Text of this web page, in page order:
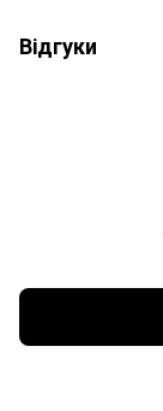
Відгуки